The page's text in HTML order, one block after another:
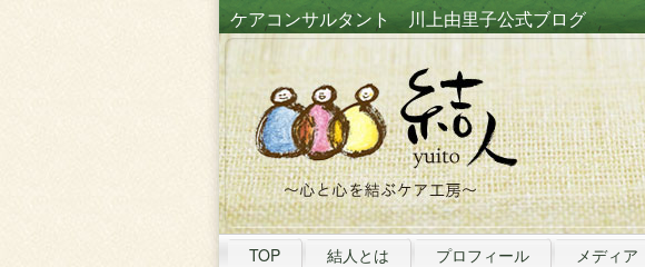
ケアコンサルタント 川上由里子公式ブログ
TOP 結人とは プロフィール メディア